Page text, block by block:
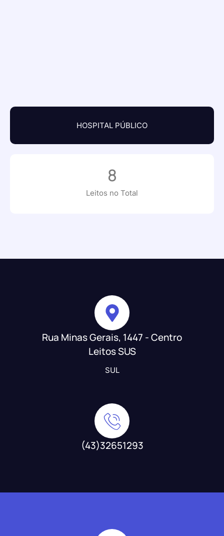
HOSPITAL PÚBLICO
Leitos no Total
8
Rua Minas Gerais, 1447 - Centro
Leitos SUS
SUL
(43)32651293